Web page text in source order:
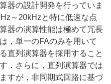
器の設計開発を行っていま
～20kHzと特に低速な点
器の演算性能は極めて冗長
，単一のFAのみを用いて
直列演算器を採用すること
．さらに，直列演算器では
すが，非同期式回路に基づ